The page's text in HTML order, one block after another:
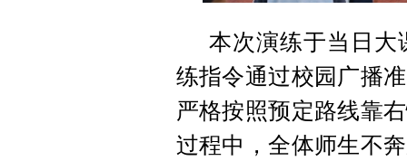
本次演练于当日大
练指令通过校园广播
严格按照预定路线靠
过程中，全体师生不